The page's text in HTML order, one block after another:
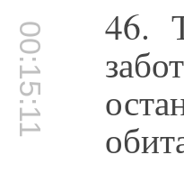
00:15:11 46.